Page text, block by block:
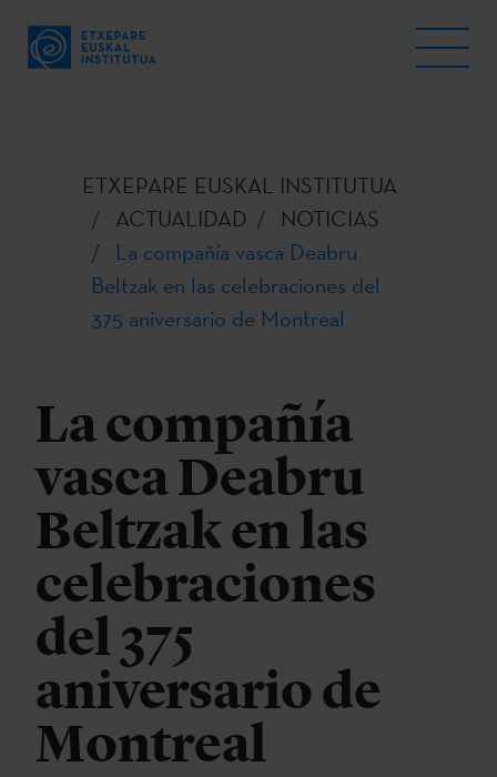
ETXEPARE EUSKAL INSTITUTUA
ACTUALIDAD
NOTICIAS
La compañía vasca Deabru
Beltzak en las celebraciones del
375 aniversario de Montreal
La compañía
vasca Deabru
Beltzak en las
celebraciones
del 375
aniversario de
Montreal